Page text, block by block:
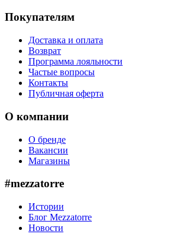
Покупателям
Доставка и оплата
Возврат
Программа лояльности
Частые вопросы
Контакты
Публичная оферта
О компании
О бренде
Вакансии
Магазины
#mezzatorre
Истории
Блог Mezzatorre
Новости